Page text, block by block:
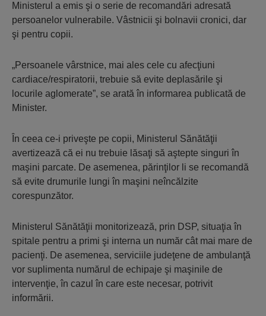
Ministerul a emis şi o serie de recomandări adresată
persoanelor vulnerabile. Vâstnicii şi bolnavii cronici, dar
şi pentru copii.
„Persoanele vârstnice, mai ales cele cu afecţiuni
cardiace/respiratorii, trebuie să evite deplasările şi
locurile aglomerate”, se arată în informarea publicată de
Minister.
În ceea ce-i priveşte pe copii, Ministerul Sănătăţii
avertizează că ei nu trebuie lăsaţi să aştepte singuri în
maşini parcate. De asemenea, părinţilor li se recomandă
să evite drumurile lungi în maşini neîncălzite
corespunzător.
Ministerul Sănătăţii monitorizează, prin DSP, situaţia în
spitale pentru a primi şi interna un număr cât mai mare de
pacienţi. De asemenea, serviciile judeţene de ambulanţă
vor suplimenta numărul de echipaje şi maşinile de
intervenţie, în cazul în care este necesar, potrivit
informării.